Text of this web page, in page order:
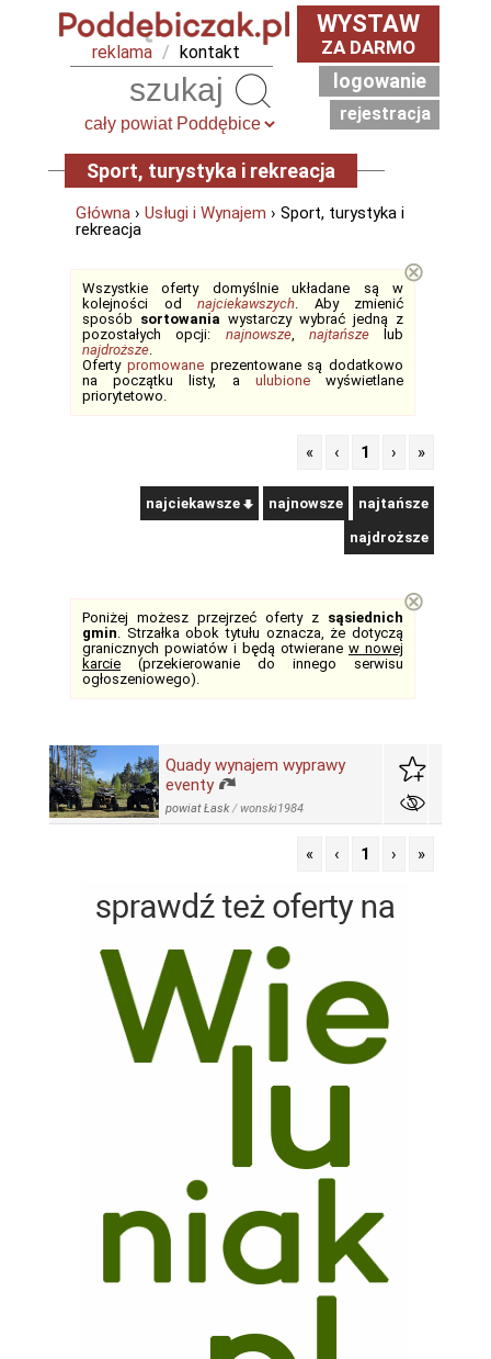
reklama / kontakt
WYSTAW
ZA DARMO
logowanie
rejestracja
Sport, turystyka i rekreacja
Główna › Usługi i Wynajem › Sport, turystyka i
rekreacja
Wszystkie oferty domyślnie układane są w
kolejności od najciekawszych. Aby zmienić
sposób sortowania wystarczy wybrać jedną z
pozostałych opcji: najnowsze, najtańszelub
najdroższe.
Oferty promowaneprezentowane są dodatkowo
na początku listy, a ulubionewyświetlane
priorytetowo.
⊗
« ‹ 1 › »
najciekawsze najnowsze najtańsze
najdroższe
Poniżej możesz przejrzeć oferty z sąsiednich
gmin. Strzałka obok tytułu oznacza, że dotyczą
granicznych powiatów i będą otwierane w nowej
karcie (przekierowanie do innego serwisu
ogłoszeniowego).
⊗
Quady wynajem wyprawy
eventy
powiat Łask/wonski1984
« ‹ 1 › »